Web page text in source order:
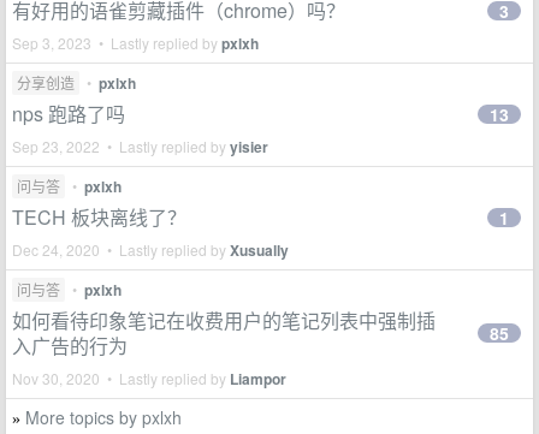
有好用的语雀剪藏插件（chrome）吗？
Sep 3, 2023 • Lastly replied bypxlxh
3
分享创造 • pxlxh
nps 跑路了吗
Sep 23, 2022 • Lastly replied byyisier
13
问与答 • pxlxh
TECH 板块离线了？
Dec 24, 2020 • Lastly replied byXusually
1
问与答 • pxlxh
如何看待印象笔记在收费用户的笔记列表中强制插
入广告的行为
Nov 30, 2020 • Lastly replied by Liampor
85
» More topics by pxlxh